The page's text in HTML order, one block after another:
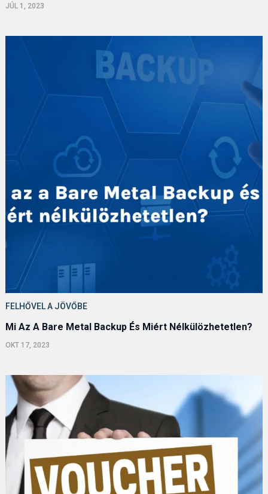
JÚL 1, 2023
FELHŐVEL A JÖVŐBE
Mi Az A Bare Metal Backup És Miért Nélkülözhetetlen?
OKT 17, 2023